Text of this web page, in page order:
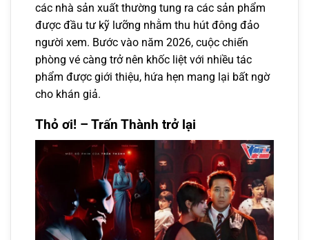
các nhà sản xuất thường tung ra các sản phẩm
được đầu tư kỹ lưỡng nhằm thu hút đông đảo
người xem. Bước vào năm 2026, cuộc chiến
phòng vé càng trở nên khốc liệt với nhiều tác
phẩm được giới thiệu, hứa hẹn mang lại bất ngờ
cho khán giả.
Thỏ ơi! – Trấn Thành trở lại